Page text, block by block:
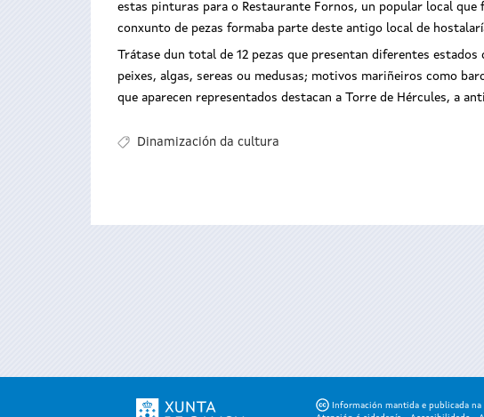
estas pinturas para o Restaurante Fornos, un popular local que
conxunto de pezas formaba parte deste antigo local de
Trátase dun total de 12 pezas que presentan diferentes
peixes, algas, sereas ou medusas; motivos mariñeiros como
que aparecen representados destacan a Torre de Hércules, a
Dinamización da cultura
Información mantida e publicada